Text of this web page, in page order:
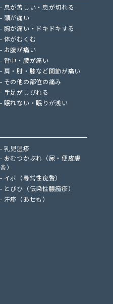
息が苦しい・息が切れる
頭が痛い
胸が痛い・ドキドキする
体がむくむ
お腹が痛い
背中・腰が痛い
肩・肘・膝など関節が痛い
その他の部位の痛み
手足がしびれる
眠れない・眠りが浅い
乳児湿疹
おむつかぶれ（尿・便皮膚
炎）
イボ（尋常性疣贅）
とびひ（伝染性膿痂疹）
汗疹（あせも）